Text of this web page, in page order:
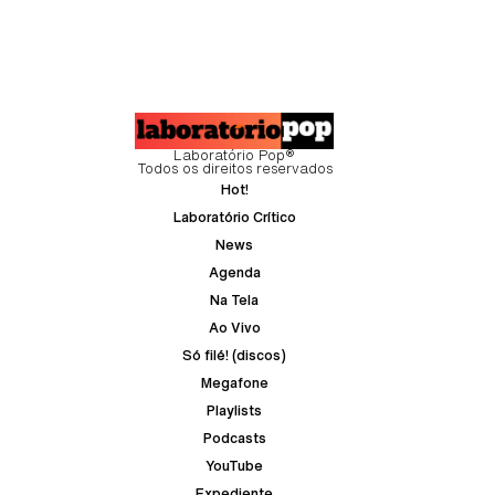
Laboratório Pop®
Todos os direitos reservados
Hot!
Laboratório Crítico
News
Agenda
Na Tela
Ao Vivo
Só filé! (discos)
Megafone
Playlists
Podcasts
YouTube